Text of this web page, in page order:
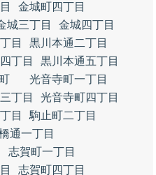
金城町四丁目
城三丁目
金城四丁目
目
黒川本通二丁目
丁目
黒川本通五丁目
光音寺町一丁目
丁目
光音寺町四丁目
目
駒止町二丁目
通一丁目
志賀町一丁目
志賀町四丁目